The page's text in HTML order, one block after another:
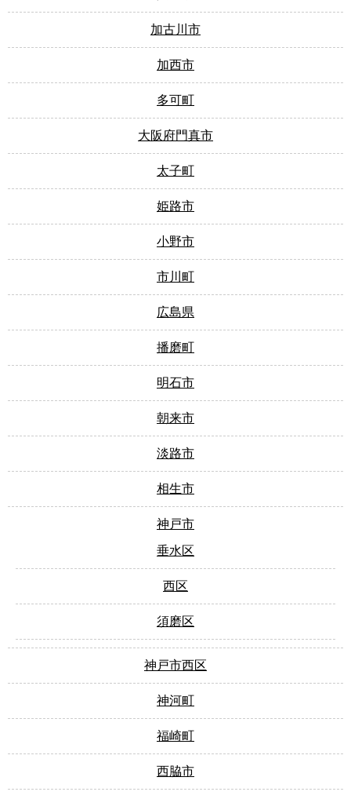
加古川市
加西市
多可町
大阪府門真市
太子町
姫路市
小野市
市川町
広島県
播磨町
明石市
朝来市
淡路市
相生市
神戸市
垂水区
西区
須磨区
神戸市西区
神河町
福崎町
西脇市